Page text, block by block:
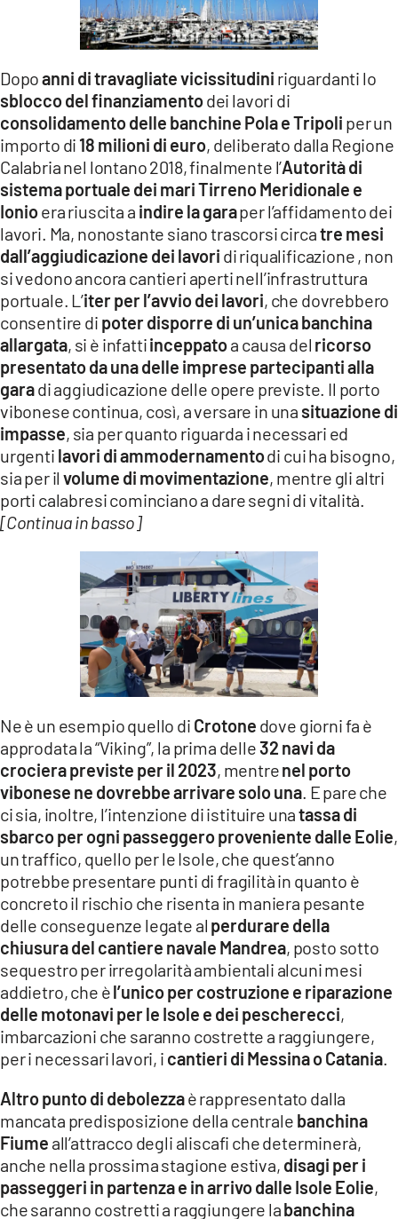
LACONAIR.IT
LACITYMAG.IT
ILREGGINO.IT
COSENZACHANNEL.IT
ILVIBONESE.IT
CATANZAROCHANNEL.IT
LACAPITALENEWS.IT
App
ANDROID
APPLE
Dopoanni di travagliate vicissitudini riguardanti lo
sblocco del finanziamentodei lavori di
consolidamento delle banchine Pola e Tripoli per un
importo di 18 milioni di euro, deliberato dalla Regione
Calabria nel lontano 2018, finalmente l’Autorità di
sistema portuale dei mari Tirreno Meridionale e
Ionioera riuscita a indire la garaper l’affidamento dei
lavori. Ma, nonostante siano trascorsi circatre mesi
dall’aggiudicazione dei lavori di riqualificazione , non
si vedono ancora cantieri aperti nell’infrastruttura
portuale. L’iter per l’avvio dei lavori, che dovrebbero
consentire di poter disporre di un’unica banchina
allargata, si è infattiinceppatoa causa del ricorso
presentato da una delle imprese partecipanti alla
garadi aggiudicazione delle opere previste. Il porto
vibonese continua, così, a versare in una situazione di
impasse, sia per quanto riguarda i necessari ed
urgenti lavori di ammodernamentodi cui ha bisogno,
sia per ilvolume di movimentazione, mentre gli altri
porti calabresi cominciano a dare segni di vitalità.
[Continua in basso]
Ne è un esempio quello di Crotone dove giorni fa è
approdata la “Viking”, la prima delle32 navi da
crociera previste per il 2023, mentrenel porto
vibonese ne dovrebbe arrivare solo una. E pare che
ci sia, inoltre, l’intenzione di istituire unatassa di
sbarco per ogni passeggero proveniente dalle Eolie,
un traffico, quello per le Isole, che quest’anno
potrebbe presentare punti di fragilità in quanto è
concreto il rischio che risenta in maniera pesante
delle conseguenze legate al perdurare della
chiusura del cantiere navale Mandrea, posto sotto
sequestro per irregolarità ambientali alcuni mesi
addietro, che èl’unico per costruzione e riparazione
delle motonavi per le Isole e dei pescherecci,
imbarcazioni che saranno costrette a raggiungere,
per i necessari lavori, i cantieri di Messina o Catania.
Altro punto di debolezzaè rappresentato dalla
mancata predisposizione della centrale banchina
Fiume all’attracco degli aliscafi che determinerà,
anche nella prossima stagione estiva, disagi per i
passeggeri in partenza e in arrivo dalle Isole Eolie,
che saranno costretti a raggiungere labanchina